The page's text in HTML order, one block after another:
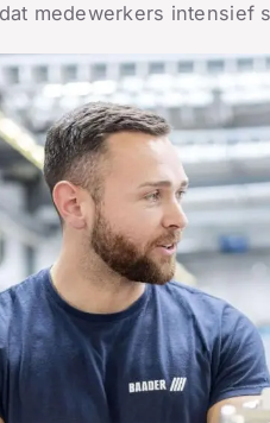
medewerkers intensief